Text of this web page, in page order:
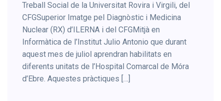
Treball Social de la Universitat Rovira i Virgili, del
CFGSuperior Imatge pel Diagnòstic i Medicina
Nuclear (RX) d’ILERNA i del CFGMitjà en
Informàtica de l’Institut Julio Antonio que durant
aquest mes de juliol aprendran habilitats en
diferents unitats de l’Hospital Comarcal de Móra
d’Ebre. Aquestes pràctiques […]